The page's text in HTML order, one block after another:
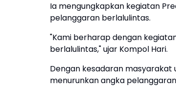
Ia mengungkapkan kegiatan
pelanggaran berlalulintas.
"Kami berharap dengan
berlalulintas," ujar Kompol Hari.
Dengan kesadaran
menurunkan angka